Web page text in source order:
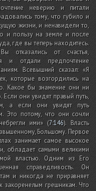
неверию и питали
тому, что губило и
жизни, и ненавидели то,
и пользу на земле и после
где вы теперь находитесь.
отказались от счастья,
и отдали предпочтение
Всевышний сказал: «Я
которые возгордились на
Какое бы знамение они ни
они увидят правый путь,
а если они увидят путь
Это потому, что они сочли
ими»(7:146). Власть
Большому. Первое
занимает самое высокое
обладает самыми великими
властью. Одним из Его
справедливость. Он
и никогда не приравняет
закоренелым грешникам. Что